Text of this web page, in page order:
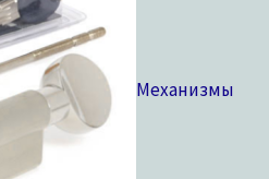
Механизмы